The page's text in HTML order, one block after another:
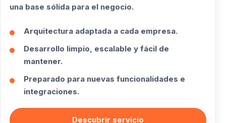
una base sólida para el negocio.
Arquitectura adaptada a cada empresa.
Desarrollo limpio, escalable y fácil de
mantener.
Preparado para nuevas funcionalidades e
integraciones.
Descubrir servicio